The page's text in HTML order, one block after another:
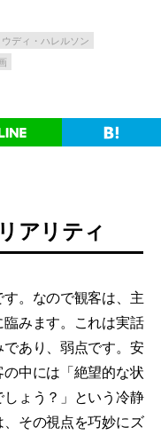
ウディ・ハレルソン
アリティ
。なので観客は、主
みます。これは実話
あり、弱点です。安
中には「絶望的な状
ょう？」という冷静
その視点を巧妙にズ